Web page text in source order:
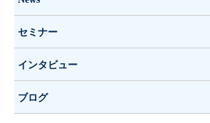
セミナー
インタビュー
ブログ